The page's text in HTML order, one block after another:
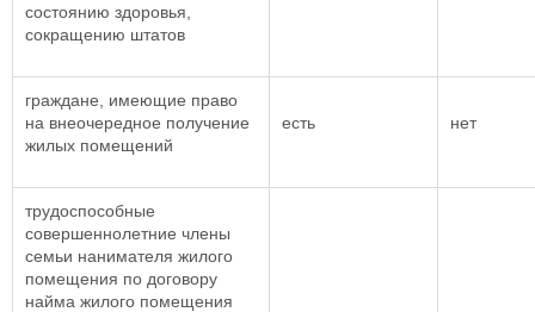
состоянию здоровья,
сокращению штатов
граждане, имеющие право
на внеочередное получение
жилых помещений
есть нет
трудоспособные
совершеннолетние члены
семьи нанимателя жилого
помещения по договору
найма жилого помещения